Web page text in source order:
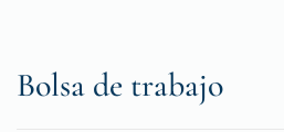
Bolsa de trabajo